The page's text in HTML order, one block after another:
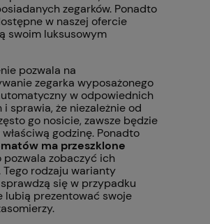
zegarków. Ponadto
w naszej ofercie
swoim luksusowym
pozwala na
zegarka wyposażonego
w odpowiednich
i sprawia, że niezależnie od
go nosicie, zawsze będzie
właściwą godzinę. Ponadto
ma przeszklone
pozwala zobaczyć ich
Tego rodzaju warianty
się w przypadku
lubią prezentować swoje